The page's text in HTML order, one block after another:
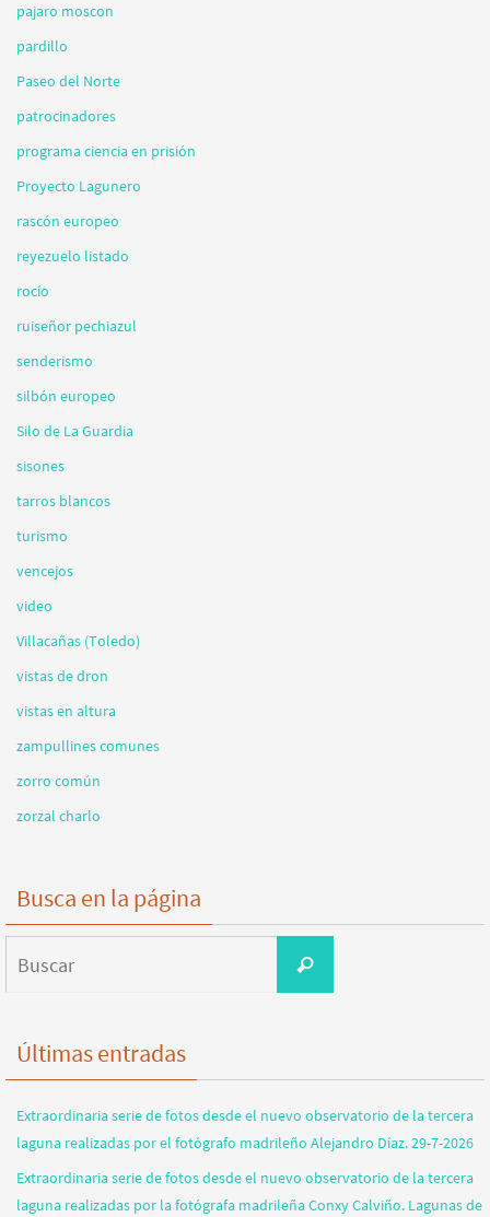
pajaro moscon
pardillo
Paseo del Norte
patrocinadores
programa ciencia en prisión
Proyecto Lagunero
rascón europeo
reyezuelo listado
rocío
ruiseñor pechiazul
senderismo
silbón europeo
Silo de La Guardia
sisones
tarros blancos
turismo
vencejos
video
Villacañas (Toledo)
vistas de dron
vistas en altura
zampullines comunes
zorro común
zorzal charlo
Busca en la página
Buscar
Últimas entradas
Extraordinaria serie de fotos desde el nuevo observatorio de la tercera
laguna realizadas por el fotógrafo madrileño Alejandro Díaz. 29-7-2026
Extraordinaria serie de fotos desde el nuevo observatorio de la tercera
laguna realizadas por la fotógrafa madrileña Conxy Calviño. Lagunas de